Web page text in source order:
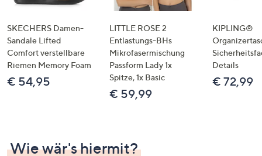
SKECHERS Damen-
Sandale Lifted
Comfort verstellbare
Riemen Memory Foam
€ 54,95
LITTLE ROSE 2
Entlastungs-BHs
Mikrofasermischung
Passform Lady 1x
Spitze, 1x Basic
€ 59,99
KIPLING®
Details
€ 72,99
Wie wär's hiermit?